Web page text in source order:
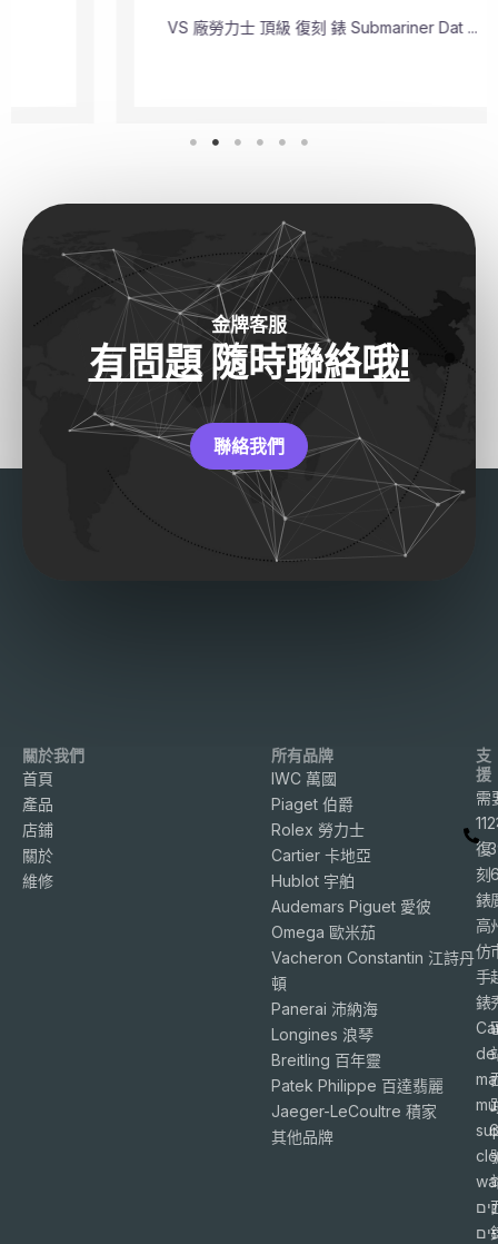
VS 廠勞力士 頂級 復刻 錶 Submariner Dat ...
金牌客服
有問題隨時聯絡哦!
聯絡我們
關於我們
首頁
產品
店鋪
關於
維修
所有品牌
IWC 萬國
Piaget 伯爵
Rolex 勞力士
Cartier 卡地亞
Hublot 宇舶
Audemars Piguet 愛彼
Omega 歐米茄
Vacheron Constantin 江詩丹
頓
Panerai 沛納海
Longines 浪琴
Breitling 百年靈
Patek Philippe 百達翡麗
Jaeger-LeCoultre 積家
其他品牌
支
援
需
復
刻
錶
高
仿
手
錶
de